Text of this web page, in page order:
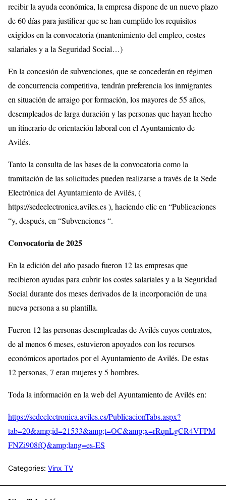
recibir la ayuda económica, la empresa dispone de un nuevo plazo
de 60 días para justificar que se han cumplido los requisitos
exigidos en la convocatoria (mantenimiento del empleo, costes
salariales y a la Seguridad Social…)
En la concesión de subvenciones, que se concederán en régimen
de concurrencia competitiva, tendrán preferencia los inmigrantes
en situación de arraigo por formación, los mayores de 55 años,
desempleados de larga duración y las personas que hayan hecho
un itinerario de orientación laboral con el Ayuntamiento de
Avilés.
Tanto la consulta de las bases de la convocatoria como la
tramitación de las solicitudes pueden realizarse a través de la Sede
Electrónica del Ayuntamiento de Avilés, (
https://sedeelectronica.aviles.es ), haciendo clic en “Publicaciones
“y, después, en “Subvenciones “.
Convocatoria de 2025
En la edición del año pasado fueron 12 las empresas que
recibieron ayudas para cubrir los costes salariales y a la Seguridad
Social durante dos meses derivados de la incorporación de una
nueva persona a su plantilla.
Fueron 12 las personas desempleadas de Avilés cuyos contratos,
de al menos 6 meses, estuvieron apoyados con los recursos
económicos aportados por el Ayuntamiento de Avilés. De estas
12 personas, 7 eran mujeres y 5 hombres.
Toda la información en la web del Ayuntamiento de Avilés en:
https://sedeelectronica.aviles.es/PublicacionTabs.aspx?
tab=20&amp;id=21533&amp;t=OC&amp;x=rRqnLgCR4VFPM
FNZi908fQ&amp;lang=es-ES
Categories: Vinx TV